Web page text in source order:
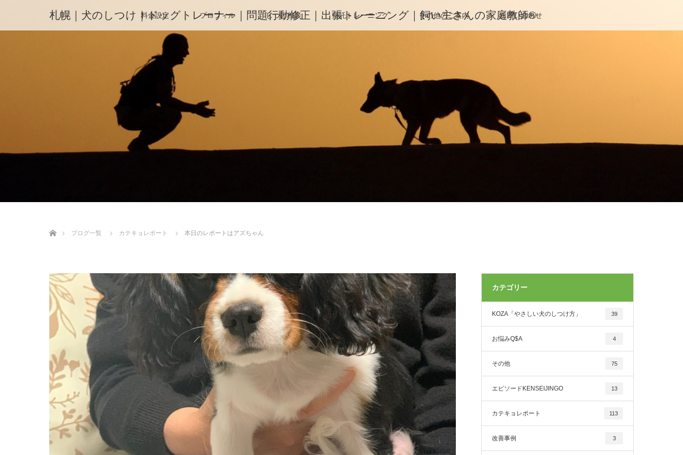
札幌｜犬のしつけ｜ドッグトレーナー｜問題行動修正｜出張トレーニング｜飼い主さんの家庭教師®️
料金設定 プロフィル しつけ相談 預託トレーニング その他のご案内 お問い合わせ
ブログ一覧
カテキョレポート 本日のレポートはアズちゃん
カテゴリー
KOZA「やさしい犬のしつけ方」 39
お悩みQ$A 4
その他 75
エピソードKENSEIJINGO 13
カテキョレポート 113
改善事例 3